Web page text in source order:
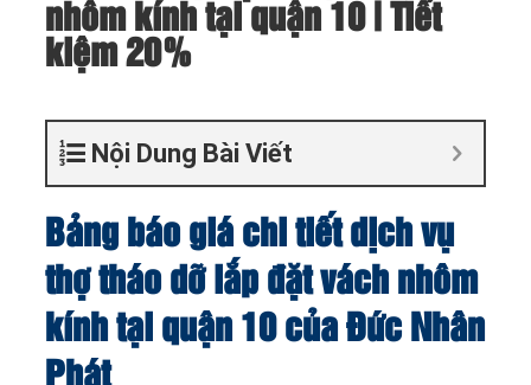
nhôm kính tại quận 10 | Tiết
kiệm 20%
Nội Dung Bài Viết
Bảng báo giá chi tiết dịch vụ
thợ tháo dỡ lắp đặt vách nhôm
kính tại quận 10 của Đức Nhân
Phát